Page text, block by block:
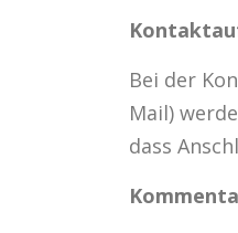
Bei der
Mail)
dass